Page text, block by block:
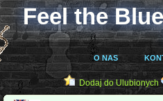
Feel the
O NAS
Dodaj do Ulubionych